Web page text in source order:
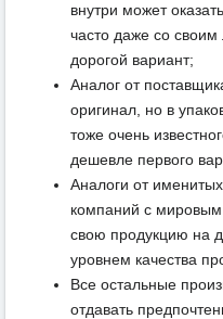
внутри может
часто даже со
дорогой вариант;
Аналог от
оригинал, но в
тоже очень
дешевле первого
Аналоги от
компаний с
свою продукцию на
уровнем качества
Все остальные
отдавать